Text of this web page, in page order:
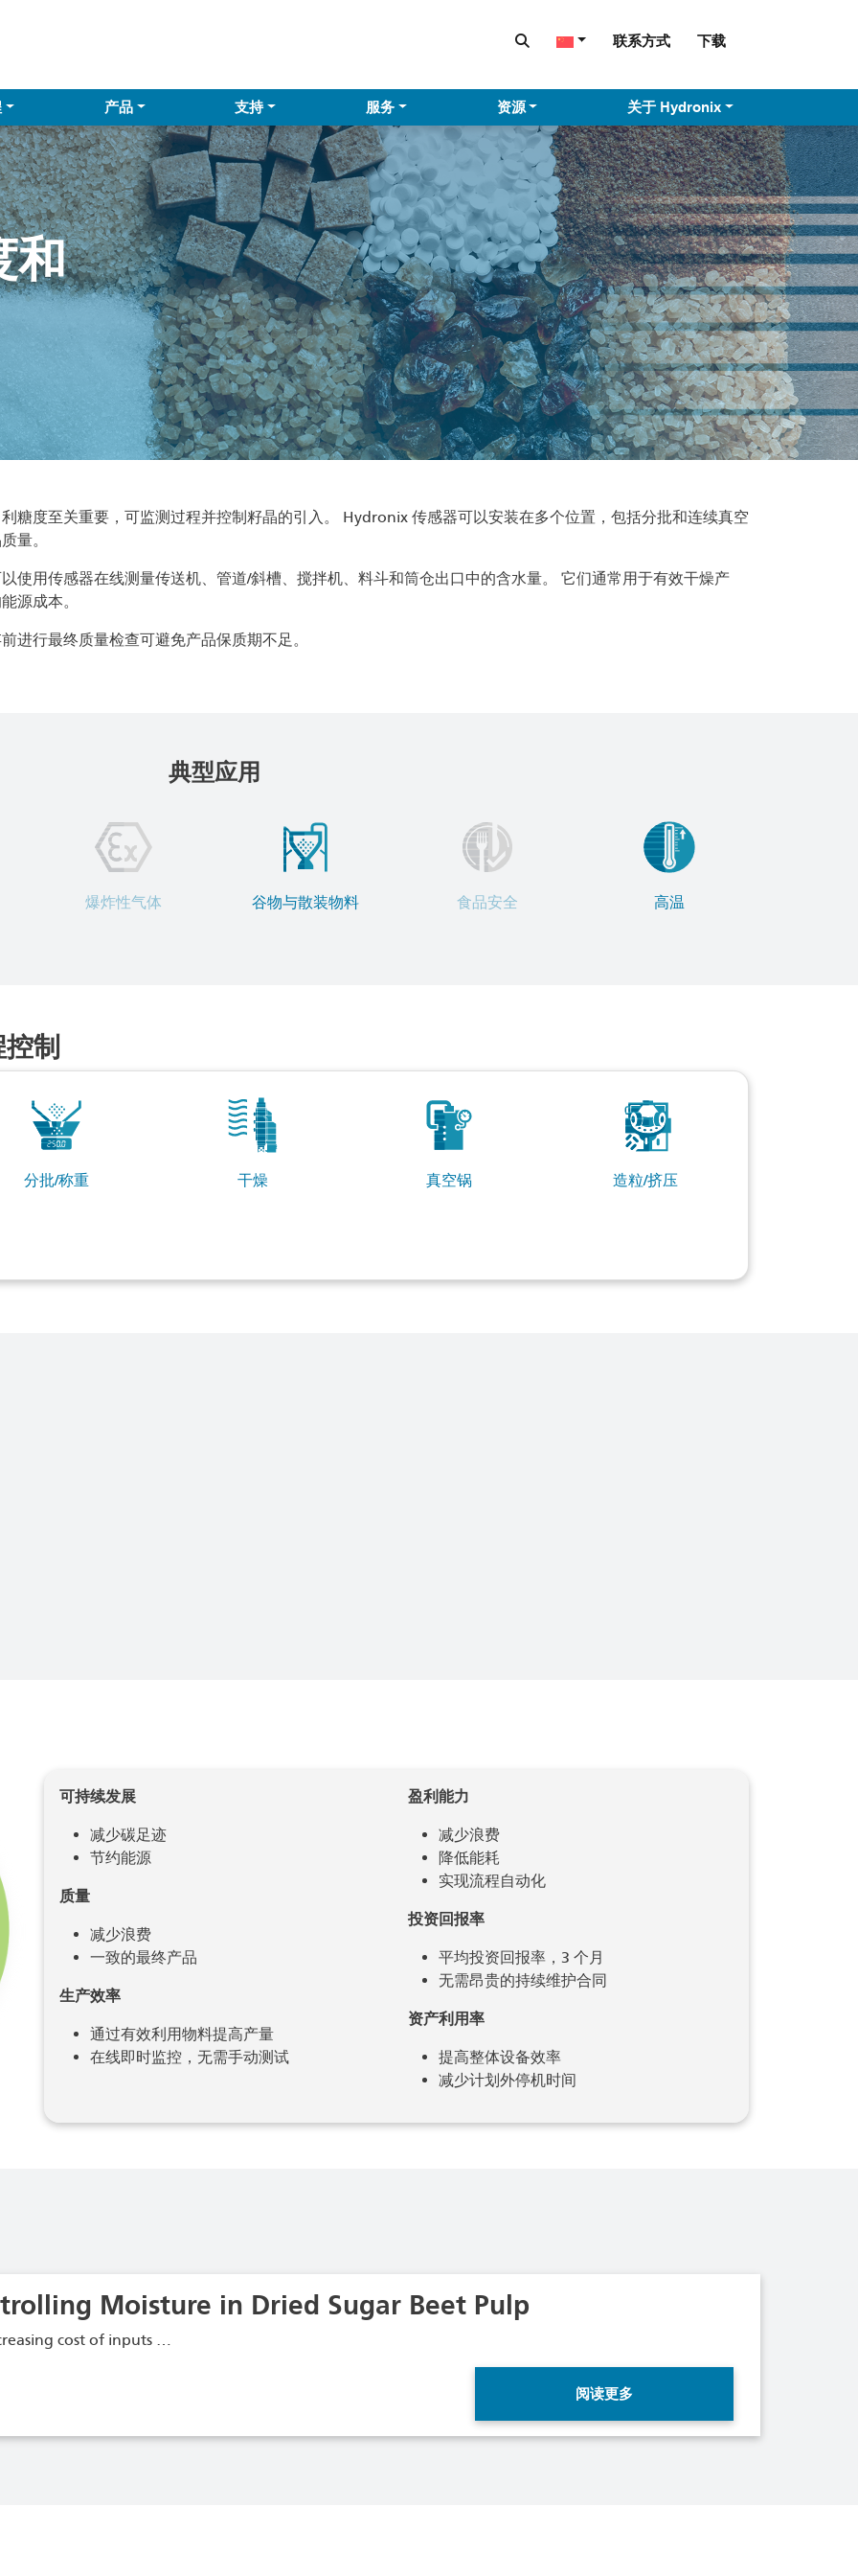
联系方式 下载
产品 支持 服务 资源 关于 Hydronix
和
糖度至关重要，可监测过程并控制籽晶的引入。 Hydronix 传感器可以安装在多个位置，包括分批和连续真空
量。
使用传感器在线测量传送机、管道/斜槽、搅拌机、料斗和筒仓出口中的含水量。 它们通常用于有效干燥产
源成本。
进行最终质量检查可避免产品保质期不足。
典型应用
爆炸性气体 谷物与散装物料 食品安全 高温
制
分批/称重 干燥 真空锅 造粒/挤压
可持续发展
减少碳足迹
节约能源
质量
减少浪费
一致的最终产品
生产效率
通过有效利用物料提高产量
在线即时监控，无需手动测试
盈利能力
减少浪费
降低能耗
实现流程自动化
投资回报率
平均投资回报率，3 个月
无需昂贵的持续维护合同
资产利用率
提高整体设备效率
减少计划外停机时间
Moisture in Dried Sugar Beet Pulp
cost of inputs …
阅读更多